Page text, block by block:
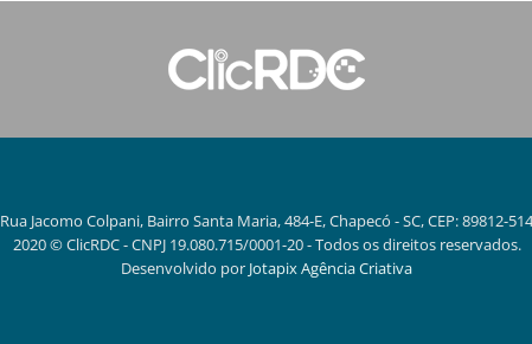
Rua Jacomo Colpani, Bairro Santa Maria, 484-E, Chapecó - SC, CEP: 89812-514
2020 © ClicRDC - CNPJ 19.080.715/0001-20 - Todos os direitos reservados.
Desenvolvido por Jotapix Agência Criativa